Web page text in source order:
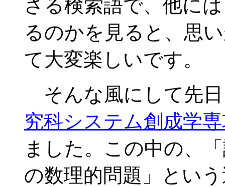
さる検索語で、他に
るのかを見ると、思
て大変楽しいです。
そんな風にして先
究科システム創成学
ました。この中の、
の数理的問題」とい